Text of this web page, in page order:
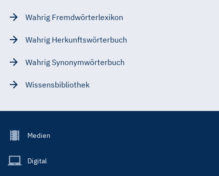
Wahrig Fremdwörterlexikon
Wahrig Herkunftswörterbuch
Wahrig Synonymwörterbuch
Wissensbibliothek
Footer
Main
Medien
Digital